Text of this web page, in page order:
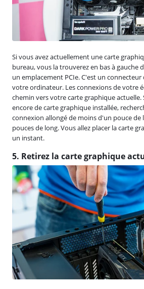
Si vous avez actuellement une carte
bureau, vous la trouverez en bas à gauche
un emplacement PCIe. C'est un
votre ordinateur. Les connexions de votre
chemin vers votre carte graphique actuelle.
encore de carte graphique installée,
connexion allongé de moins d'un pouce de
pouces de long. Vous allez placer la carte
un instant.
5. Retirez la carte graphique